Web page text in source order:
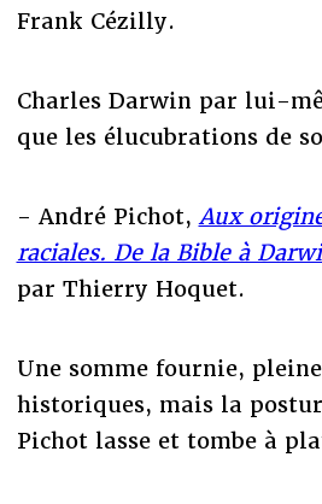
Frank Cézilly.
Charles Darwin par lui-
que les élucubrations de
- André Pichot, Aux
raciales. De la Bible à
par Thierry Hoquet.
Une somme fournie,
historiques, mais la
Pichot lasse et tombe à